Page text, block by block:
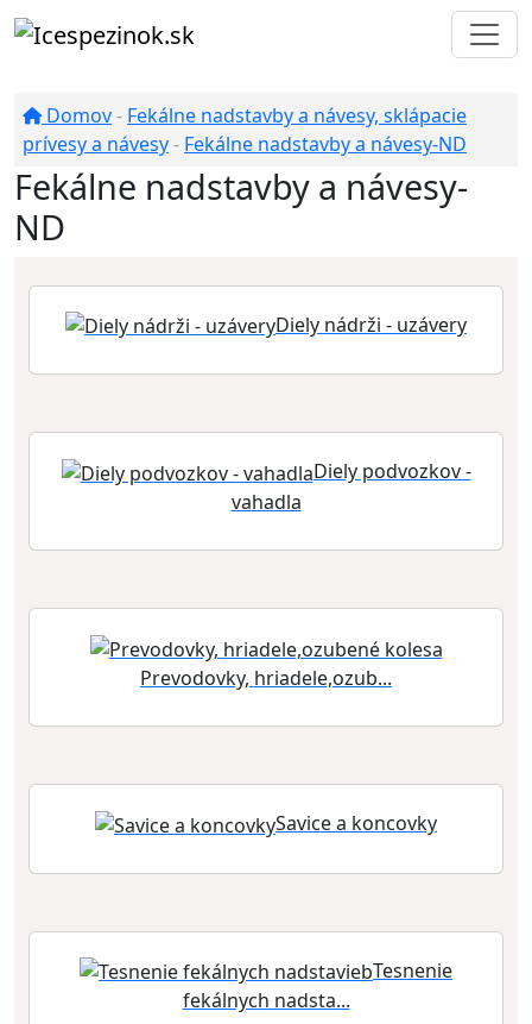
Domov- Fekálne nadstavby a návesy, sklápacie
prívesy a návesy- Fekálne nadstavby a návesy-ND
Fekálne nadstavby a návesy-
ND
Diely nádrži - uzávery
Diely podvozkov -
vahadla
Prevodovky, hriadele,ozub...
Savice a koncovky
Tesnenie
fekálnych nadsta...